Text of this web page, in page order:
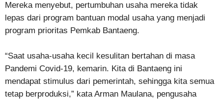
Mereka menyebut, pertumbuhan usaha mereka tidak
lepas dari program bantuan modal usaha yang menjadi
program prioritas Pemkab Bantaeng.
“Saat usaha-usaha kecil kesulitan bertahan di masa
Pandemi Covid-19, kemarin. Kita di Bantaeng ini
mendapat stimulus dari pemerintah, sehingga kita semua
tetap berproduksi,” kata Arman Maulana, pengusaha